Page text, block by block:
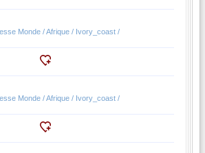
Monde / Afrique / Ivory_coast /
Monde / Afrique / Ivory_coast /